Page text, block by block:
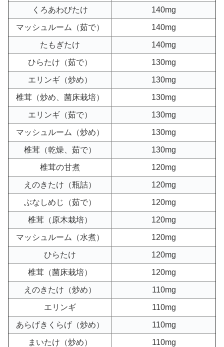
くろあわびたけ 140mg
マッシュルーム（茹で） 140mg
たもぎたけ 140mg
ひらたけ（茹で） 130mg
エリンギ（炒め） 130mg
椎茸（炒め、菌床栽培） 130mg
エリンギ（茹で） 130mg
マッシュルーム（炒め） 130mg
椎茸（乾燥、茹で） 130mg
椎茸の甘煮 120mg
えのきたけ（瓶詰） 120mg
ぶなしめじ（茹で） 120mg
椎茸（原木栽培） 120mg
マッシュルーム（水煮） 120mg
ひらたけ 120mg
椎茸（菌床栽培） 120mg
えのきたけ（炒め） 110mg
エリンギ 110mg
あらげきくらげ（炒め） 110mg
まいたけ（炒め） 110mg